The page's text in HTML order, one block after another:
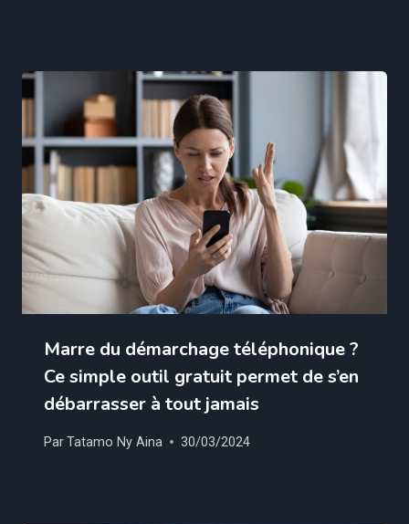
Marre du démarchage téléphonique ?
Ce simple outil gratuit permet de s’en
débarrasser à tout jamais
ParTatamo Ny Aina 30/03/2024